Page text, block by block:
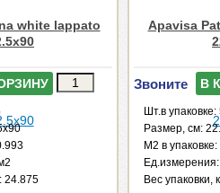
white lappato
24.875
Apavisa
Звоните В
Шт.в упаковке:
Размер, см:
М2 в
Веc упаковки,